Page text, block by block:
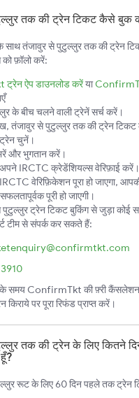
तक की ट्रेन टिकट कैसे बुक
तंजावुर से पुटुल्लुर तक की ट्रेन
फ़ॉलो करें:
ऐप डाउनलोड करेंया
के बीच चलने वाली ट्रेनें सर्च करें।
तंजावुर से पुटुल्लुर तक की ट्रेन
चुनें।
और भुगतान करें।
IRCTC क्रेडेंशियल्स वेरिफ़ाई करें।
वेरिफ़िकेशन पूरा हो जाएगा,
पूरी हो जाएगी।
ट्रेन टिकट बुकिंग से जुड़ा कोई
टीम से संपर्क कर सकते हैं:
समय ConfirmTkt की फ़्री कैंसलेशन
पर पूरा रिफंड प्राप्त करें।
तक की ट्रेन के लिए कितने
रूट के लिए 60 दिन पहले तक ट्रेन